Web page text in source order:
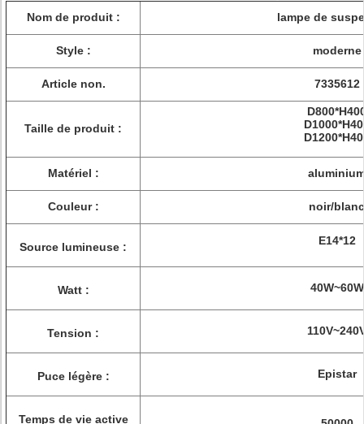
Nom de produit : lampe de
Style : moderne
Article non. 7335612
Taille de produit :
Matériel :
Couleur : noir/blanc
Source lumineuse : E14*12
Watt : 40W~60W
Tension :
Puce légère : Epistar
Temps de vie active